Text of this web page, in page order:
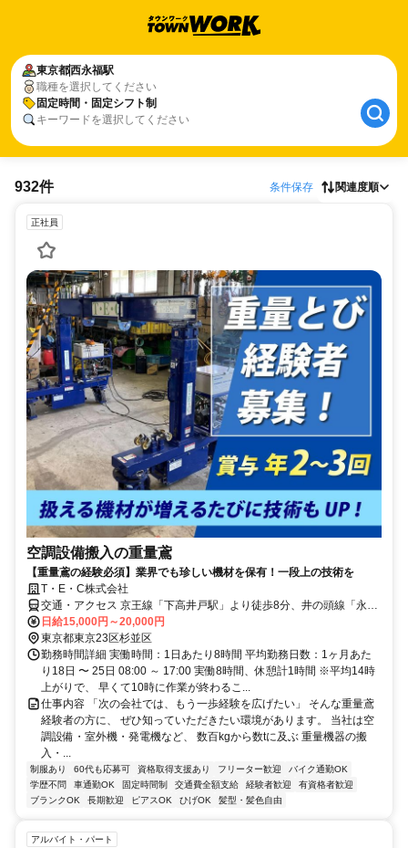
東京都西永福駅
職種を選択してください
固定時間・固定シフト制
キーワードを選択してください
932件 条件保存 関連度順
正社員
空調設備搬入の重量鳶
【重量鳶の経験必須】業界でも珍しい機材を保有！一段上の技術を
T・E・C株式会社
交通・アクセス 京王線「下高井戸駅」より徒歩8分、井の頭線「永福
町駅」より徒歩8分 ※車・バイク通勤OK
日給15,000円～20,000円
東京都東京23区杉並区
勤務時間詳細 実働時間：1日あたり8時間 平均勤務日数：1ヶ月あた
り18日 〜 25日 08:00 ～ 17:00 実働8時間、休憩計1時間 ※平均14時
上がりで、 早くて10時に作業が終わるこ...
仕事内容 「次の会社では、もう一歩経験を広げたい」 そんな重量鳶
経験者の方に、 ぜひ知っていただきたい環境があります。 当社は空
調設備・室外機・発電機など、 数百kgから数tに及ぶ 重量機器の搬
入・...
制服あり 60代も応募可 資格取得支援あり フリーター歓迎
バイク通勤OK
学歴不問
車通勤OK 固定時間制 交通費全額支給 経験者歓迎
有資格者歓迎
ブランクOK
長期歓迎 ピアスOK ひげOK 髪型・髪色自由
アルバイト・パート